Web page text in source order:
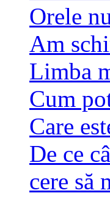
Orele
Am
Limba
Cum
Care
De ce
cere să